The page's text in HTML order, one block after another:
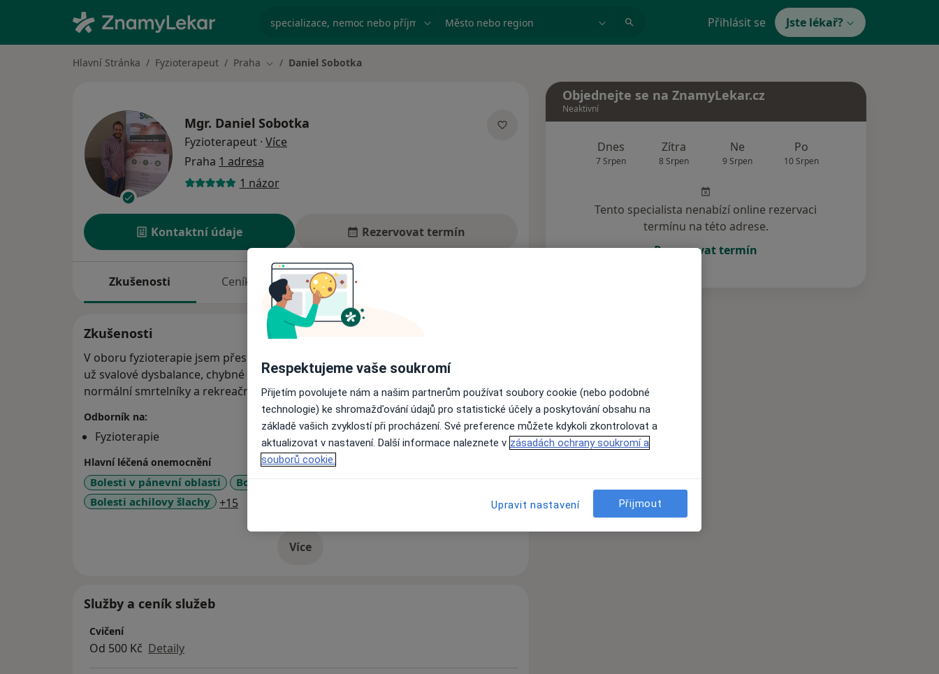
specializace, nemoc nebo příjmení Město nebo region Přihlásit se Jste lékař?
Hlavní Stránka Fyzioterapeut Praha Změna města
Daniel Sobotka
Mgr. Daniel Sobotka
Fyzioterapeut · Více
Praha 1 adresa
1 názor
Kontaktní údaje Rezervovat termín
Zkušenosti Ceník Adresy
Zkušenosti
V oboru fyzioterapie jsem přes 20 let, řeším problémy s pohybovým aparátem ať
už svalové dysbalance, chybné stereotypy, stavy po úrazech či operacích, léčím
normální smrtelníky a rekreační i vrcholové sportovce...
Odborník na:
Fyzioterapie
Hlavní léčená onemocnění
Bolesti v pánevní oblasti Bolesti páteře
Bolesti achilovy šlachy
+15
Víceo zkušenostech
Služby a ceník služeb
Cvičení
Od 500 Kč Detaily
Objednejte se na ZnamyLekar.cz
Neaktivní
Dnes
7 Srpen
Zítra
8 Srpen
Ne
9 Srpen
Po
10 Srpen
Tento specialista nenabízí online rezervaci
termínu na této adrese.
Rezervovat termín
Respektujeme vaše soukromí
Přijetím povolujete nám a našim partnerům používat soubory cookie (nebo podobné
technologie) ke shromažďování údajů pro statistické účely a poskytování obsahu na
základě vašich zvyklostí při procházení. Své preference můžete kdykoli zkontrolovat a
aktualizovat v nastavení. Další informace naleznete v zásadách ochrany soukromí a
souborů cookie.
Upravit nastavení Přijmout